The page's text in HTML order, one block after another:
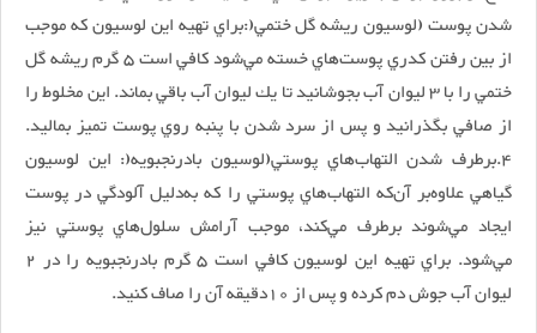
شدن پوست (لوسيون ريشه گل ختمي(:براي تهيه اين لوسيون كه موجب
از بين رفتن كدري پوست‌هاي خسته مي‌شود كافي است 5 گرم ريشه گل
ختمي را با 3 ليوان آب بجوشانيد تا يك ليوان آب باقي بماند. اين مخلوط را
از صافي بگذرانيد و پس از سرد شدن با پنبه روي پوست تميز بماليد.
4.برطرف شدن التهاب‌هاي پوستي(لوسيون بادرنجبويه(: اين لوسيون
گياهي علاوه‌بر آن‌كه التهاب‌هاي پوستي را كه به‌دليل آلودگي در پوست
ايجاد مي‌شوند برطرف مي‌كند، موجب آرامش سلول‌هاي پوستي نيز
مي‌شود. براي تهيه اين لوسيون كافي است 5 گرم بادرنجبويه را در 2
ليوان آب جوش دم كرده و پس از 10‌دقيقه آن را صاف كنيد.